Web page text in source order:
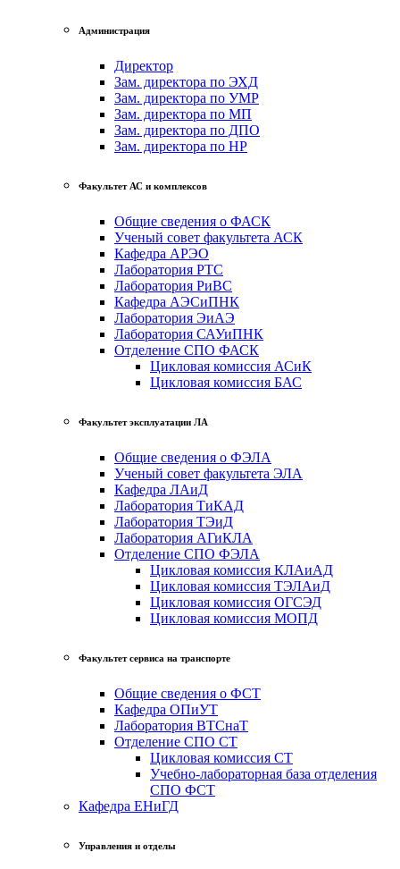
Администрация
Директор
Зам. директора по ЭХД
Зам. директора по УМР
Зам. директора по МП
Зам. директора по ДПО
Зам. директора по НР
Факультет АС и комплексов
Общие сведения о ФАСК
Ученый совет факультета АСК
Кафедра АРЭО
Лаборатория РТС
Лаборатория РиВС
Кафедра АЭСиПНК
Лаборатория ЭиАЭ
Лаборатория САУиПНК
Отделение СПО ФАСК
Цикловая комиссия АСиК
Цикловая комиссия БАС
Факультет эксплуатации ЛА
Общие сведения о ФЭЛА
Ученый совет факультета ЭЛА
Кафедра ЛАиД
Лаборатория ТиКАД
Лаборатория ТЭиД
Лаборатория АГиКЛА
Отделение СПО ФЭЛА
Цикловая комиссия КЛАиАД
Цикловая комиссия ТЭЛАиД
Цикловая комиссия ОГСЭД
Цикловая комиссия МОПД
Факультет сервиса на транспорте
Общие сведения о ФСТ
Кафедра ОПиУТ
Лаборатория ВТСнаТ
Отделение СПО СТ
Цикловая комиссия СТ
Учебно-лабораторная база отделения
СПО ФСТ
Кафедра ЕНиГД
Управления и отделы